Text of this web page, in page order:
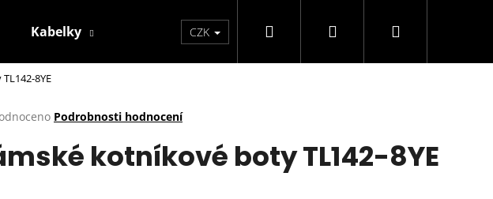
Kabelky CZK Hledat PřihlášeníNákupní
8YE
Podrobnosti hodnocení
kotníkové boty TL142-8YE